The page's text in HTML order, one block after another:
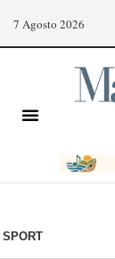
7 Agosto 2026
SPORT